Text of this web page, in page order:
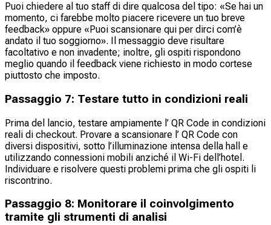
Puoi chiedere al tuo staff di dire qualcosa del tipo: «Se hai un
momento, ci farebbe molto piacere ricevere un tuo breve
feedback» oppure «Puoi scansionare qui per dirci com’è
andato il tuo soggiorno». Il messaggio deve risultare
facoltativo e non invadente; inoltre, gli ospiti rispondono
meglio quando il feedback viene richiesto in modo cortese
piuttosto che imposto.
Passaggio 7: Testare tutto in condizioni reali
Prima del lancio, testare ampiamente l’ QR Code in condizioni
reali di checkout. Provare a scansionare l’ QR Code con
diversi dispositivi, sotto l’illuminazione intensa della hall e
utilizzando connessioni mobili anziché il Wi-Fi dell’hotel.
Individuare e risolvere questi problemi prima che gli ospiti li
riscontrino.
Passaggio 8: Monitorare il coinvolgimento
tramite gli strumenti di analisi